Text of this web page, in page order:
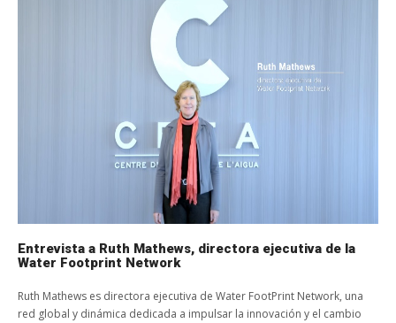
Entrevista a Ruth Mathews, directora ejecutiva de la
Water Footprint Network
Ruth Mathews es directora ejecutiva de Water FootPrint Network, una
red global y dinámica dedicada a impulsar la innovación y el cambio